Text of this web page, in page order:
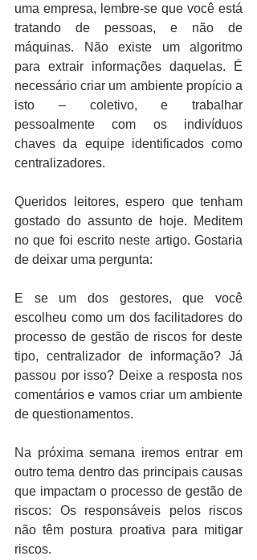
uma empresa, lembre-se que você está
tratando de pessoas, e não de
máquinas. Não existe um algoritmo
para extrair informações daquelas. É
necessário criar um ambiente propício a
isto – coletivo, e trabalhar
pessoalmente com os indivíduos
chaves da equipe identificados como
centralizadores.
Queridos leitores, espero que tenham
gostado do assunto de hoje. Meditem
no que foi escrito neste artigo. Gostaria
de deixar uma pergunta:
E se um dos gestores, que você
escolheu como um dos facilitadores do
processo de gestão de riscos for deste
tipo, centralizador de informação? Já
passou por isso? Deixe a resposta nos
comentários e vamos criar um ambiente
de questionamentos.
Na próxima semana iremos entrar em
outro tema dentro das principais causas
que impactam o processo de gestão de
riscos: Os responsáveis pelos riscos
não têm postura proativa para mitigar
riscos.